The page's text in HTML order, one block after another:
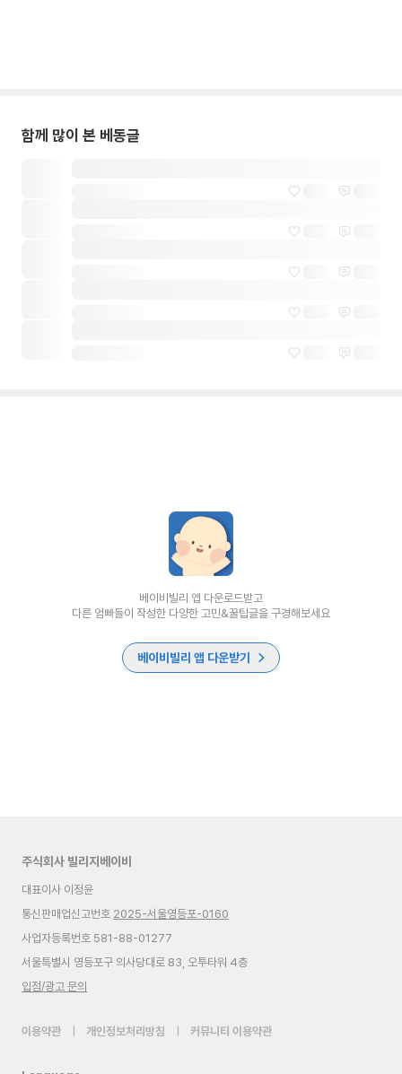
함께 많이 본 베동글
베이비빌리 앱 다운로드받고
다른 엄빠들이 작성한 다양한 고민&꿀팁글을 구경해보세요
베이비빌리 앱 다운받기
주식회사 빌리지베이비
대표이사 이정윤
통신판매업신고번호 2025-서울영등포-0160
사업자등록번호 581-88-01277
서울특별시 영등포구 의사당대로 83, 오투타워 4층
입점/광고 문의
이용약관 개인정보처리방침 커뮤니티 이용약관